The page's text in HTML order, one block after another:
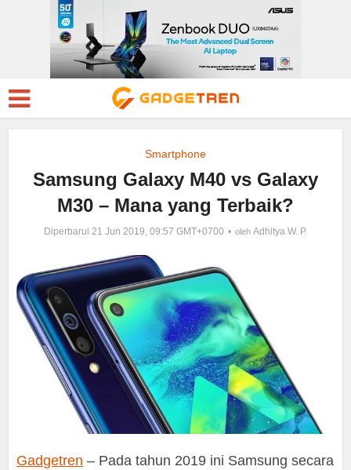
Smartphone
Samsung Galaxy M40 vs Galaxy
M30 – Mana yang Terbaik?
Diperbarui 21 Jun 2019, 09:57 GMT+0700 oleh Adhitya W. P.
Gadgetren – Pada tahun 2019 ini Samsung secara